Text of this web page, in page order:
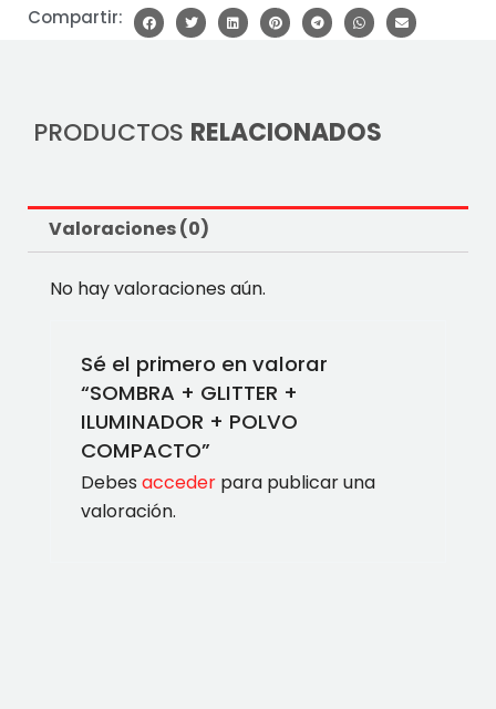
Compartir:
PRODUCTOS RELACIONADOS
Valoraciones (0)
No hay valoraciones aún.
Sé el primero en valorar
“SOMBRA + GLITTER +
ILUMINADOR + POLVO
COMPACTO”
Debes accederpara publicar una
valoración.